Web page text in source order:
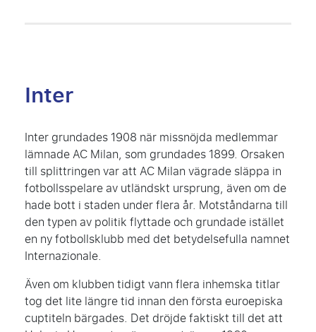
Inter
Inter grundades 1908 när missnöjda medlemmar
lämnade AC Milan, som grundades 1899. Orsaken
till splittringen var att AC Milan vägrade släppa in
fotbollsspelare av utländskt ursprung, även om de
hade bott i staden under flera år. Motståndarna till
den typen av politik flyttade och grundade istället
en ny fotbollsklubb med det betydelsefulla namnet
Internazionale.
Även om klubben tidigt vann flera inhemska titlar
tog det lite längre tid innan den första euroepiska
cuptiteln bärgades. Det dröjde faktiskt till det att